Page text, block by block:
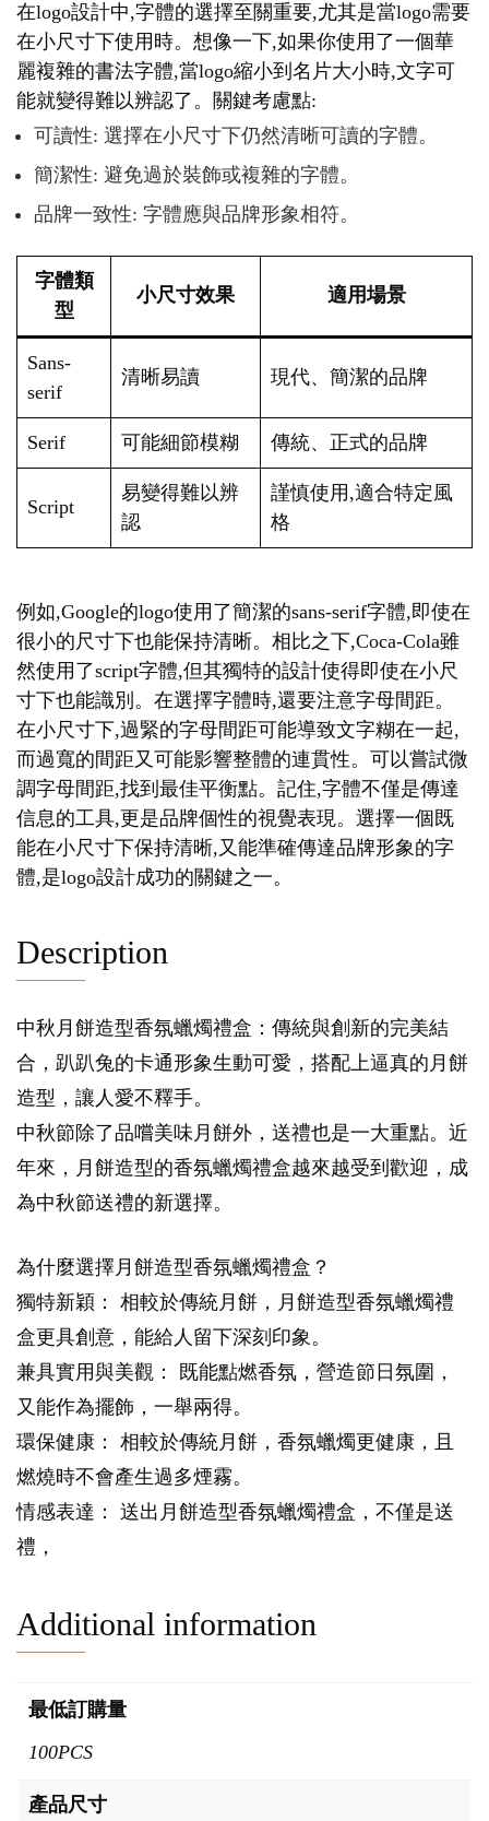
在logo設計中,字體的選擇至關重要,尤其是當logo需要
在小尺寸下使用時。想像一下,如果你使用了一個華
麗複雜的書法字體,當logo縮小到名片大小時,文字可
能就變得難以辨認了。關鍵考慮點:
可讀性: 選擇在小尺寸下仍然清晰可讀的字體。
簡潔性: 避免過於裝飾或複雜的字體。
品牌一致性: 字體應與品牌形象相符。
字體類
型
小尺寸效果 適用場景
Sans-
serif
清晰易讀 現代、簡潔的品牌
Serif 可能細節模糊 傳統、正式的品牌
Script
易變得難以辨
認
謹慎使用,適合特定風
格
例如,Google的logo使用了簡潔的sans-serif字體,即使在
很小的尺寸下也能保持清晰。相比之下,Coca-Cola雖
然使用了script字體,但其獨特的設計使得即使在小尺
寸下也能識別。在選擇字體時,還要注意字母間距。
在小尺寸下,過緊的字母間距可能導致文字糊在一起,
而過寬的間距又可能影響整體的連貫性。可以嘗試微
調字母間距,找到最佳平衡點。記住,字體不僅是傳達
信息的工具,更是品牌個性的視覺表現。選擇一個既
能在小尺寸下保持清晰,又能準確傳達品牌形象的字
體,是logo設計成功的關鍵之一。
Description
中秋月餅造型香氛蠟燭禮盒：傳統與創新的完美結
合，趴趴兔的卡通形象生動可愛，搭配上逼真的月餅
造型，讓人愛不釋手。
中秋節除了品嚐美味月餅外，送禮也是一大重點。近
年來，月餅造型的香氛蠟燭禮盒越來越受到歡迎，成
為中秋節送禮的新選擇。
為什麼選擇月餅造型香氛蠟燭禮盒？
獨特新穎： 相較於傳統月餅，月餅造型香氛蠟燭禮
盒更具創意，能給人留下深刻印象。
兼具實用與美觀： 既能點燃香氛，營造節日氛圍，
又能作為擺飾，一舉兩得。
環保健康： 相較於傳統月餅，香氛蠟燭更健康，且
燃燒時不會產生過多煙霧。
情感表達： 送出月餅造型香氛蠟燭禮盒，不僅是送
禮，
Additional information
最低訂購量
100PCS
產品尺寸